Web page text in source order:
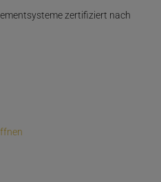
zertifiziert nach